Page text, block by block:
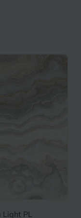
Light PL